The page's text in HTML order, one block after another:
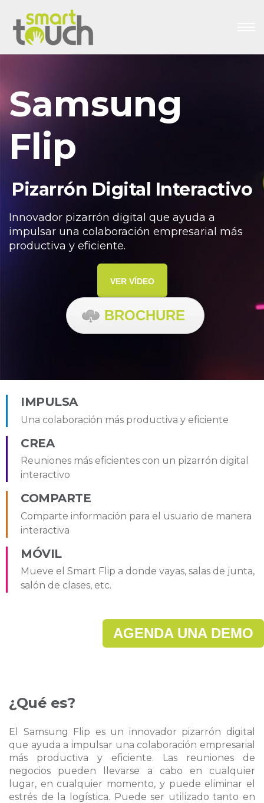
Samsung
Flip
Pizarrón Digital Interactivo
Innovador pizarrón digital que ayuda a
impulsar una colaboración empresarial más
productiva y eficiente.
VER VÍDEO
BROCHURE
IMPULSA
Una colaboración más productiva y eficiente
CREA
Reuniones más eficientes con un pizarrón digital
interactivo
COMPARTE
Comparte información para el usuario de manera
interactiva
MÓVIL
Mueve el Smart Flip a donde vayas, salas de junta,
salón de clases, etc.
AGENDA UNA DEMO
¿Qué es?
El Samsung Flip es un innovador pizarrón digital
que ayuda a impulsar una colaboración empresarial
más productiva y eficiente. Las reuniones de
negocios pueden llevarse a cabo en cualquier
lugar, en cualquier momento, y puede eliminar el
estrés de la logística. Puede ser utilizado tanto en